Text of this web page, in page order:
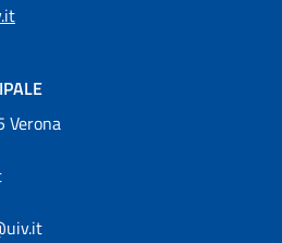
Verona